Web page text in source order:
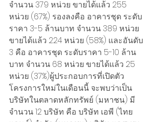
จำนวน 379 หน่วย ขายได้แล้ว 255
หน่วย (67%) รองลงคือ อาคารชุด ระดับ
ราคา 3-5 ล้านบาท จำนวน 389 หน่วย
ขายได้แล้ว 224 หน่วย (58%) และอันดับ
3 คือ อาคารชุด ระดับราคา 5-10 ล้าน
บาท จำนวน 68 หน่วย ขายได้แล้ว 25
หน่วย (37%)ผู้ประกอบการที่เปิดตัว
โครงการใหม่ในเดือนนี้ จะพบว่าเป็น
บริษัทในตลาดหลักทรัพย์ (มหาชน) มี
จำนวน 12 บริษัท คือ บริษัท เอพี (ไทย